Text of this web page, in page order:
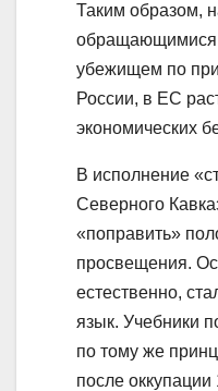
Таким образом,
обращающимися
убежищем по
России, в ЕС
экономических
В исполнение
Северного
«поправить»
просвещения.
естественно,
язык. Учебники
по тому же
после оккупации